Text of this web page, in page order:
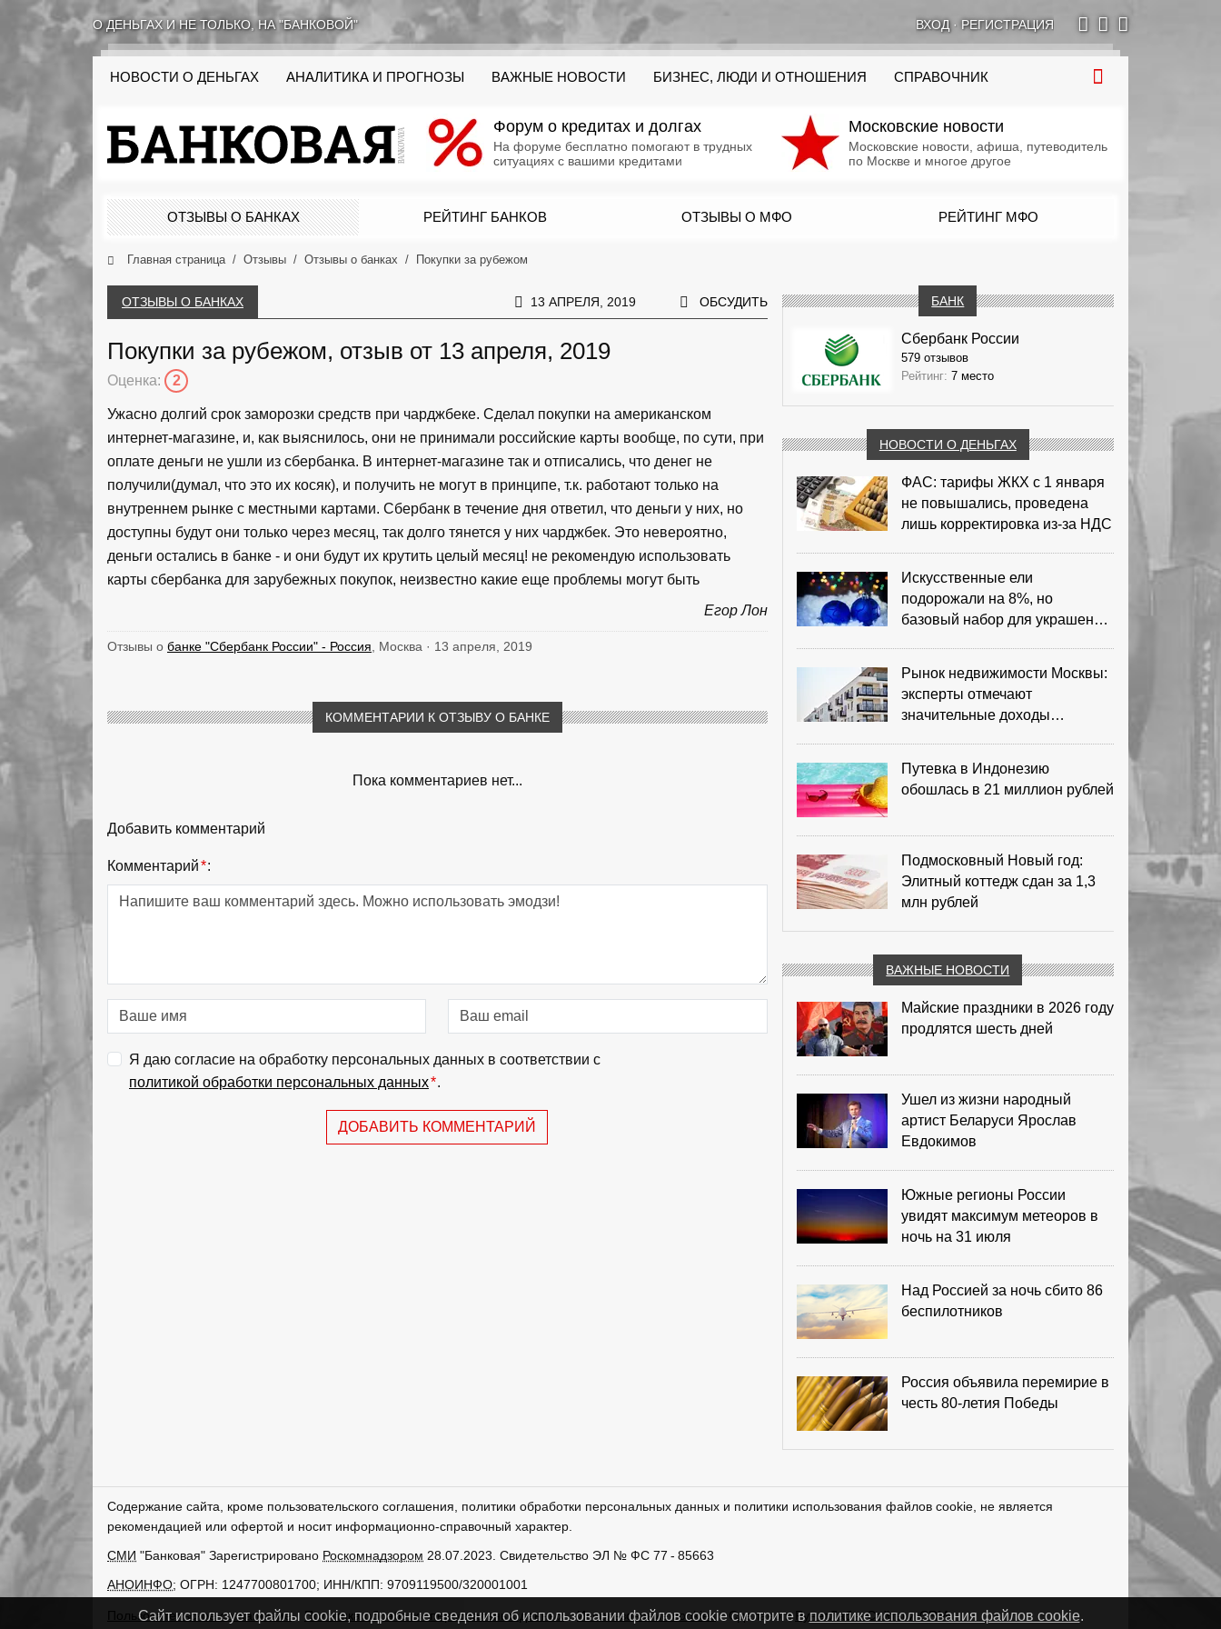
О ДЕНЬГАХ И НЕ ТОЛЬКО, НА "БАНКОВОЙ" ВХОД· РЕГИСТРАЦИЯ
НОВОСТИ О ДЕНЬГАХ АНАЛИТИКА И ПРОГНОЗЫ ВАЖНЫЕ НОВОСТИ БИЗНЕС, ЛЮДИ И ОТНОШЕНИЯ СПРАВОЧНИК
Форум о кредитах и долгах
На форуме бесплатно помогают в трудных
ситуациях с вашими кредитами
Московские новости
Московские новости, афиша, путеводитель
по Москве и многое другое
ОТЗЫВЫ О БАНКАХ РЕЙТИНГ БАНКОВ ОТЗЫВЫ О МФО РЕЙТИНГ МФО
Главная страница Отзывы Отзывы о банках Покупки за рубежом
ОТЗЫВЫ О БАНКАХ 13 АПРЕЛЯ, 2019 ОБСУДИТЬ
Покупки за рубежом, отзыв от 13 апреля, 2019
Оценка: 2
Ужасно долгий срок заморозки средств при чарджбеке. Сделал покупки на американском
интернет-магазине, и, как выяснилось, они не принимали российские карты вообще, по сути, при
оплате деньги не ушли из сбербанка. В интернет-магазине так и отписались, что денег не
получили(думал, что это их косяк), и получить не могут в принципе, т.к. работают только на
внутреннем рынке с местными картами. Сбербанк в течение дня ответил, что деньги у них, но
доступны будут они только через месяц, так долго тянется у них чарджбек. Это невероятно,
деньги остались в банке - и они будут их крутить целый месяц! не рекомендую использовать
карты сбербанка для зарубежных покупок, неизвестно какие еще проблемы могут быть
Егор Лон
Отзывы о банке "Сбербанк России" - Россия , Москва · 13 апреля, 2019
КОММЕНТАРИИ К ОТЗЫВУ О БАНКЕ
Пока комментариев нет...
Добавить комментарий
Комментарий*:
Я даю согласие на обработку персональных данных в соответствии с
политикой обработки персональных данных*.
ДОБАВИТЬ КОММЕНТАРИЙ
БАНК
Сбербанк России
579 отзывов
Рейтинг: 7 место
НОВОСТИ О ДЕНЬГАХ
ФАС: тарифы ЖКХ с 1 января
не повышались, проведена
лишь корректировка из‑за НДС
Искусственные ели
подорожали на 8%, но
базовый набор для украшения
Рынок недвижимости Москвы:
эксперты отмечают
значительные доходы
Путевка в Индонезию
обошлась в 21 миллион рублей
Подмосковный Новый год:
Элитный коттедж сдан за 1,3
млн рублей
ВАЖНЫЕ НОВОСТИ
Майские праздники в 2026 году
продлятся шесть дней
Ушел из жизни народный
артист Беларуси Ярослав
Евдокимов
Южные регионы России
увидят максимум метеоров в
ночь на 31 июля
Над Россией за ночь сбито 86
беспилотников
Россия объявила перемирие в
честь 80-летия Победы
Содержание сайта, кроме пользовательского соглашения, политики обработки персональных данных и политики использования файлов cookie, не является
рекомендацией или офертой и носит информационно-справочный характер.
СМИ "Банковая" Зарегистрировано Роскомнадзором 28.07.2023. Свидетельство ЭЛ № ФС 77 - 85663
АНОИНФО; ОГРН: 1247700801700; ИНН/КПП: 9709119500/320001001
Пользовательское соглашение Политика обработки персональных данных Использование cookies Сделано вРунетЛаб – Сайты и CRM
Сайт использует файлы cookie, подробные сведения об использовании файлов cookie смотрите вполитике использования файлов cookie.